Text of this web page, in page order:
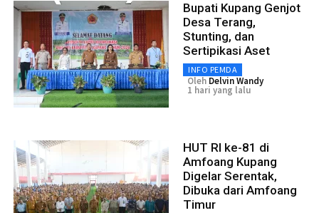
Bupati Kupang Genjot
Desa Terang,
Stunting, dan
Sertipikasi Aset
INFO PEMDA
Oleh Delvin Wandy
1 hari yang lalu
HUT RI ke-81 di
Amfoang Kupang
Digelar Serentak,
Dibuka dari Amfoang
Timur